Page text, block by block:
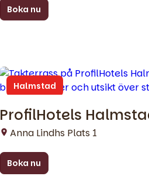
Boka nu
Halmstad
ProfilHotels
Anna Lindhs Plats 1
Boka nu